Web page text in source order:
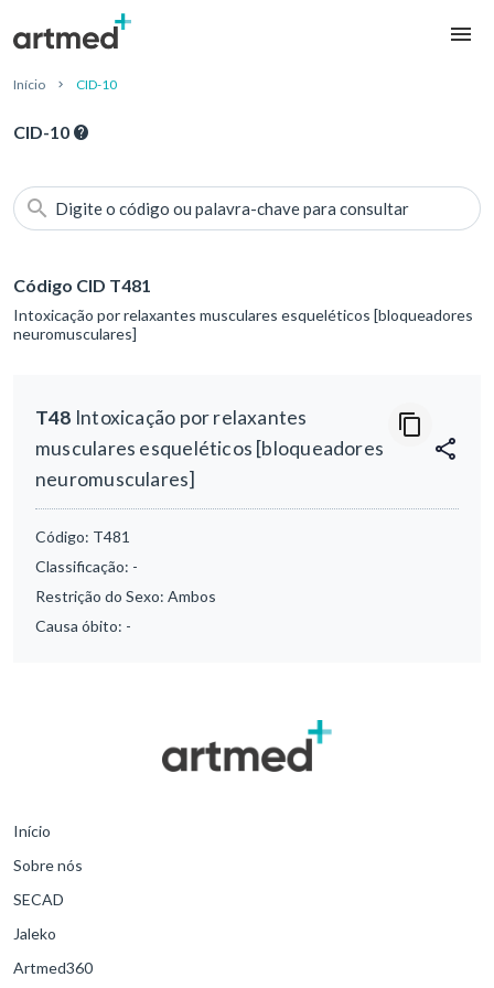
Início CID-10
CID-10
Digite o código ou palavra-chave para consultar
Código CID T481
Intoxicação por relaxantes musculares esqueléticos [bloqueadores
neuromusculares]
T48 Intoxicação por relaxantes
musculares esqueléticos [bloqueadores
neuromusculares]
Código: T481
Classificação: -
Restrição do Sexo: Ambos
Causa óbito: -
Início
Sobre nós
SECAD
Jaleko
Artmed360